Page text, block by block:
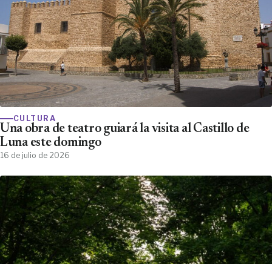
CULTURA
Una obra de teatro guiará la visita al Castillo de
Luna este domingo
16 de julio de 2026